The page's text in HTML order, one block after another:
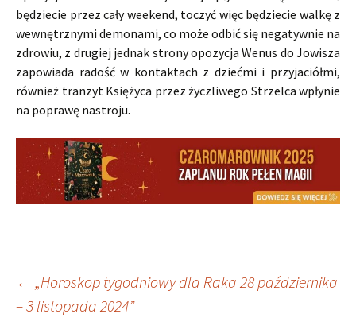
będziecie przez cały weekend, toczyć więc będziecie walkę z
wewnętrznymi demonami, co może odbić się negatywnie na
zdrowiu, z drugiej jednak strony opozycja Wenus do Jowisza
zapowiada radość w kontaktach z dziećmi i przyjaciółmi,
również tranzyt Księżyca przez życzliwego Strzelca wpłynie
na poprawę nastroju.
Nawigacja
← „Horoskop tygodniowy dla Raka 28 października
– 3 listopada 2024”